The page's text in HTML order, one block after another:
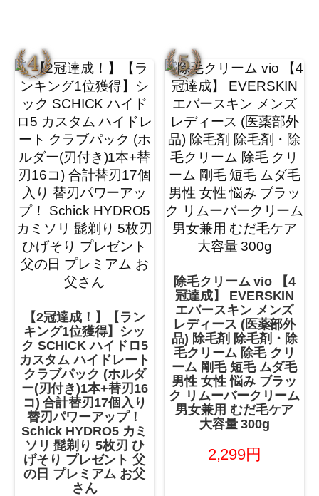
【2冠達成！】【ラン
キング1位獲得】シッ
ク SCHICK ハイドロ5
カスタム ハイドレート
クラブパック (ホルダ
ー(刃付き)1本+替刃16
コ) 合計替刃17個入り
替刃パワーアップ！
Schick HYDRO5 カミ
ソリ 髭剃り 5枚刃 ひ
げそり プレゼント 父
の日 プレミアム お父
さん
除毛クリーム vio 【4
冠達成】 EVERSKIN
エバースキン メンズ
レディース (医薬部外
品) 除毛剤 除毛剤・除
毛クリーム 除毛 クリ
ーム 剛毛 短毛 ムダ毛
男性 女性 悩み ブラッ
ク リムーバークリーム
男女兼用 むだ毛ケア
大容量 300g
2,299円